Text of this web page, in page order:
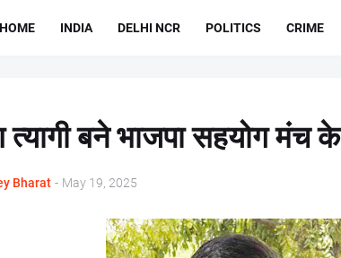
HOME INDIA DELHI NCR POLITICS CRIME
त्यागी बने भाजपा सहयोग मंच के
Bharat - May 19, 2025